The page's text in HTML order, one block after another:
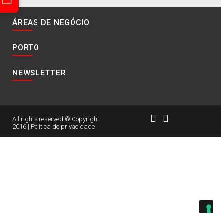
ÁREAS DE NEGÓCIO
PORTO
NEWSLETTER
All rights reserved © Copyright
2016 | Política de privacidade